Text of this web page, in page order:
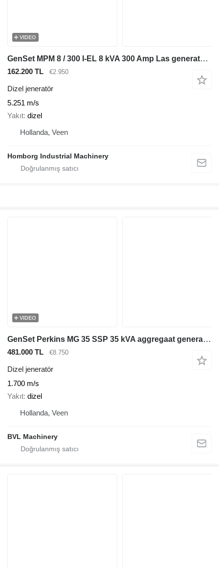
VIDEO
GenSet MPM 8 / 300 I-EL 8 kVA 300 Amp Las generatorset
162.200 TL €2.950
Dizel jeneratör
5.251 m/s
Yakıt dizel
Hollanda, Veen
Homborg Industrial Machinery
VIDEO
GenSet Perkins MG 35 SSP 35 kVA aggregaat generatorset
481.000 TL €8.750
Dizel jeneratör
1.700 m/s
Yakıt dizel
Hollanda, Veen
BVL Machinery